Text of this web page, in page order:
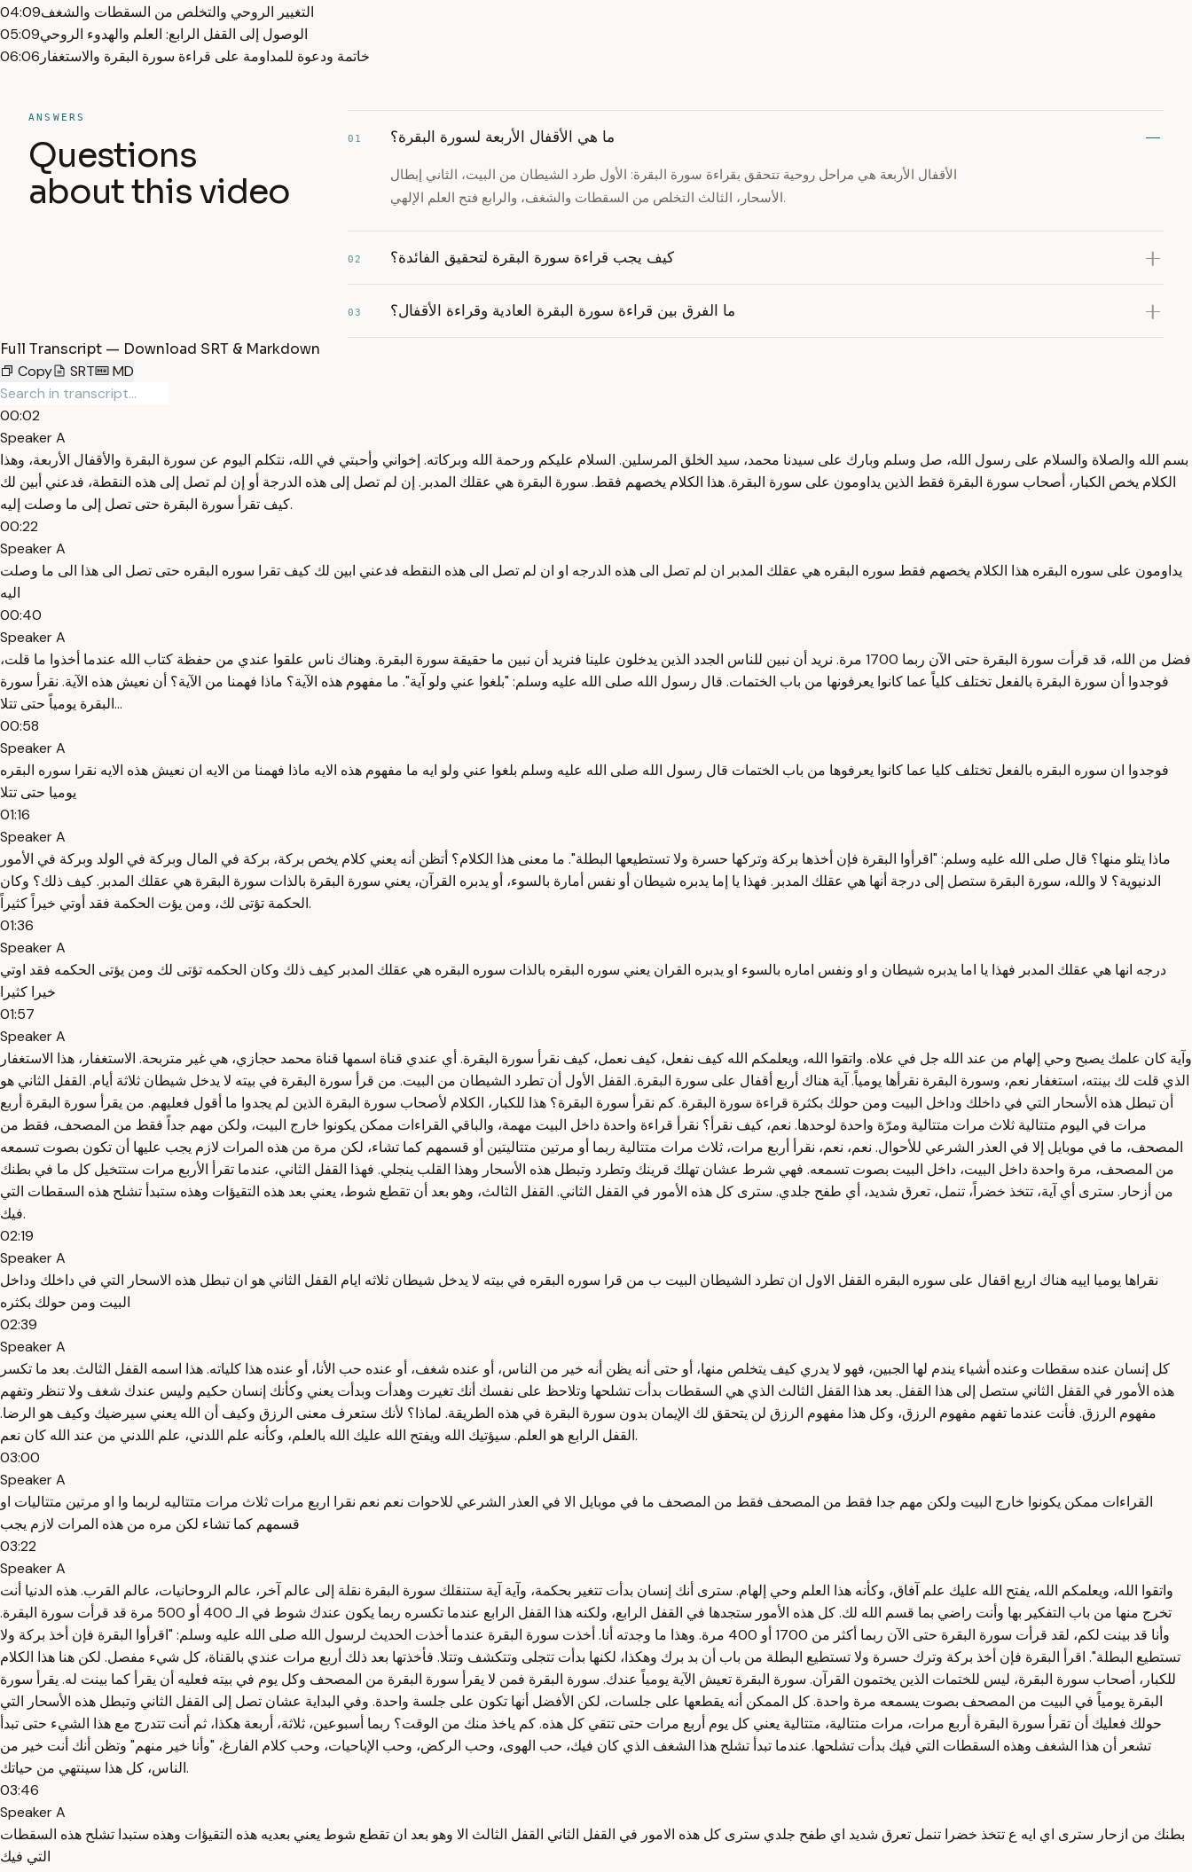
04:09التغيير الروحي والتخلص من السقطات والشغف
05:09الوصول إلى القفل الرابع: العلم والهدوء الروحي
06:06 خاتمة ودعوة للمداومة على قراءة سورة البقرة والاستغفار
ANSWERS
Questions
about this video
01 ما هي الأقفال الأربعة لسورة البقرة؟
الأقفال الأربعة هي مراحل روحية تتحقق بقراءة سورة البقرة: الأول طرد الشيطان من البيت، الثاني إبطال
الأسحار، الثالث التخلص من السقطات والشغف، والرابع فتح العلم الإلهي.
02 كيف يجب قراءة سورة البقرة لتحقيق الفائدة؟
03 ما الفرق بين قراءة سورة البقرة العادية وقراءة الأقفال؟
Full Transcript — Download SRT & Markdown
Copy
SRT MD
00:02
Speaker A
بسم الله والصلاة والسلام على رسول الله، صل وسلم وبارك على سيدنا محمد، سيد الخلق المرسلين. السلام عليكم ورحمة الله وبركاته. إخواني وأحبتي في الله، نتكلم اليوم عن سورة البقرة والأقفال الأربعة، وهذا
الكلام يخص الكبار، أصحاب سورة البقرة فقط الذين يداومون على سورة البقرة. هذا الكلام يخصهم فقط. سورة البقرة هي عقلك المدبر. إن لم تصل إلى هذه الدرجة أو إن لم تصل إلى هذه النقطة، فدعني أبين لك
كيف تقرأ سورة البقرة حتى تصل إلى ما وصلت إليه.
00:22
Speaker A
يداومون على سوره البقره هذا الكلام يخصهم فقط سوره البقره هي عقلك المدبر ان لم تصل الى هذه الدرجه او ان لم تصل الى هذه النقطه فدعني ابين لك كيف تقرا سوره البقره حتى تصل الى هذا الى ما وصلت
اليه
00:40
Speaker A
فضل من الله، قد قرأت سورة البقرة حتى الآن ربما 1700 مرة. نريد أن نبين للناس الجدد الذين يدخلون علينا فنريد أن نبين ما حقيقة سورة البقرة. وهناك ناس علقوا عندي من حفظة كتاب الله عندما أخذوا ما قلت،
فوجدوا أن سورة البقرة بالفعل تختلف كلياً عما كانوا يعرفونها من باب الختمات. قال رسول الله صلى الله عليه وسلم: "بلغوا عني ولو آية". ما مفهوم هذه الآية؟ ماذا فهمنا من الآية؟ أن نعيش هذه الآية. نقرأ سورة
البقرة يومياً حتى تتلا...
00:58
Speaker A
فوجدوا ان سوره البقره بالفعل تختلف كليا عما كانوا يعرفوها من باب الختمات قال رسول الله صلى الله عليه وسلم بلغوا عني ولو ايه ما مفهوم هذه الايه ماذا فهمنا من الايه ان نعيش هذه الايه نقرا سوره البقره
يوميا حتى تتلا
01:16
Speaker A
ماذا يتلو منها؟ قال صلى الله عليه وسلم: "اقرأوا البقرة فإن أخذها بركة وتركها حسرة ولا تستطيعها البطلة". ما معنى هذا الكلام؟ أتظن أنه يعني كلام يخص بركة، بركة في المال وبركة في الولد وبركة في الأمور
الدنيوية؟ لا والله، سورة البقرة ستصل إلى درجة أنها هي عقلك المدبر. فهذا يا إما يدبره شيطان أو نفس أمارة بالسوء، أو يدبره القرآن، يعني سورة البقرة بالذات سورة البقرة هي عقلك المدبر. كيف ذلك؟ وكان
الحكمة تؤتى لك، ومن يؤت الحكمة فقد أوتي خيراً كثيراً.
01:36
Speaker A
درجه انها هي عقلك المدبر فهذا يا اما يدبره شيطان و او ونفس اماره بالسوء او يدبره القران يعني سوره البقره بالذات سوره البقره هي عقلك المدبر كيف ذلك وكان الحكمه تؤتى لك ومن يؤتى الحكمه فقد اوتي
خيرا كثيرا
01:57
Speaker A
وآية كان علمك يصبح وحي إلهام من عند الله جل في علاه. واتقوا الله، ويعلمكم الله كيف نفعل، كيف نعمل، كيف نقرأ سورة البقرة. أي عندي قناة اسمها قناة محمد حجازي، هي غير متربحة. الاستغفار، هذا الاستغفار
الذي قلت لك بينته، استغفار نعم، وسورة البقرة نقرأها يومياً. آية هناك أربع أقفال على سورة البقرة. القفل الأول أن تطرد الشيطان من البيت. من قرأ سورة البقرة في بيته لا يدخل شيطان ثلاثة أيام. القفل الثاني هو
أن تبطل هذه الأسحار التي في داخلك وداخل البيت ومن حولك بكثرة قراءة سورة البقرة. كم نقرأ سورة البقرة؟ هذا للكبار، الكلام لأصحاب سورة البقرة الذين لم يجدوا ما أقول فعليهم. من يقرأ سورة البقرة أربع
مرات في اليوم متتالية ثلاث مرات متتالية ومرّة واحدة لوحدها. نعم، كيف نقرأ؟ نقرأ قراءة واحدة داخل البيت مهمة، والباقي القراءات ممكن يكونوا خارج البيت، ولكن مهم جداً فقط من المصحف، فقط من
المصحف، ما في موبايل إلا في العذر الشرعي للأحوال. نعم، نعم، نقرأ أربع مرات، ثلاث مرات متتالية ربما أو مرتين متتاليتين أو قسمهم كما تشاء، لكن مرة من هذه المرات لازم يجب عليها أن تكون بصوت تسمعه
من المصحف، مرة واحدة داخل البيت، داخل البيت بصوت تسمعه. فهي شرط عشان تهلك قرينك وتطرد وتبطل هذه الأسحار وهذا القلب ينجلي. فهذا القفل الثاني، عندما تقرأ الأربع مرات ستتخيل كل ما في بطنك
من أزحار. سترى أي آية، تتخذ خضراً، تنمل، تعرق شديد، أي طفح جلدي. سترى كل هذه الأمور في القفل الثاني. القفل الثالث، وهو بعد أن تقطع شوط، يعني بعد هذه التقيؤات وهذه ستبدأ تشلح هذه السقطات التي
فيك.
02:19
Speaker A
نقراها يوميا اييه هناك اربع اقفال على سوره البقره القفل الاول ان تطرد الشيطان البيت ب من قرا سوره البقره في بيته لا يدخل شيطان ثلاثه ايام القفل الثاني هو ان تبطل هذه الاسحار التي في داخلك وداخل
البيت ومن حولك بكثره
02:39
Speaker A
كل إنسان عنده سقطات وعنده أشياء يندم لها الجبين، فهو لا يدري كيف يتخلص منها، أو حتى أنه يظن أنه خير من الناس، أو عنده شغف، أو عنده حب الأنا، أو عنده هذا كلياته. هذا اسمه القفل الثالث. بعد ما تكسر
هذه الأمور في القفل الثاني ستصل إلى هذا القفل. بعد هذا القفل الثالث الذي هي السقطات بدأت تشلحها وتلاحظ على نفسك أنك تغيرت وهدأت وبدأت يعني وكأنك إنسان حكيم وليس عندك شغف ولا تنظر وتفهم
مفهوم الرزق. فأنت عندما تفهم مفهوم الرزق، وكل هذا مفهوم الرزق لن يتحقق لك الإيمان بدون سورة البقرة في هذه الطريقة. لماذا؟ لأنك ستعرف معنى الرزق وكيف أن الله يعني سيرضيك وكيف هو الرضا.
القفل الرابع هو العلم. سيؤتيك الله ويفتح الله عليك الله بالعلم، وكأنه علم اللدني، علم اللدني من عند الله كان نعم.
03:00
Speaker A
القراءات ممكن يكونوا خارج البيت ولكن مهم جدا فقط من المصحف فقط من المصحف ما في موبايل الا في العذر الشرعي للاحوات نعم نعم نقرا اربع مرات ثلاث مرات متتاليه لربما وا او مرتين متتاليات او
قسمهم كما تشاء لكن مره من هذه المرات لازم يجب
03:22
Speaker A
واتقوا الله، ويعلمكم الله، يفتح الله عليك علم آفاق، وكأنه هذا العلم وحي إلهام. سترى أنك إنسان بدأت تتغير بحكمة، وآية آية ستنقلك سورة البقرة نقلة إلى عالم آخر، عالم الروحانيات، عالم القرب. هذه الدنيا أنت
تخرج منها من باب التفكير بها وأنت راضي بما قسم الله لك. كل هذه الأمور ستجدها في القفل الرابع، ولكنه هذا القفل الرابع عندما تكسره ربما يكون عندك شوط في الـ 400 أو 500 مرة قد قرأت سورة البقرة.
وأنا قد بينت لكم، لقد قرأت سورة البقرة حتى الآن ربما أكثر من 1700 أو 400 مرة. وهذا ما وجدته أنا. أخذت سورة البقرة عندما أخذت الحديث لرسول الله صلى الله عليه وسلم: "اقرأوا البقرة فإن أخذ بركة ولا
تستطيع البطلة". اقرأ البقرة فإن أخذ بركة وترك حسرة ولا تستطيع البطلة من باب أن بد برك وهكذا، لكنها بدأت تتجلى وتتكشف وتتلا. فأخذتها بعد ذلك أربع مرات عندي بالقناة، كل شيء مفصل. لكن هنا هذا الكلام
للكبار، أصحاب سورة البقرة، ليس للختمات الذين يختمون القرآن. سورة البقرة تعيش الآية يومياً عندك. سورة البقرة فمن لا يقرأ سورة البقرة من المصحف وكل يوم في بيته فعليه أن يقرأ كما بينت له. يقرأ سورة
البقرة يومياً في البيت من المصحف بصوت يسمعه مرة واحدة. كل الممكن أنه يقطعها على جلسات، لكن الأفضل أنها تكون على جلسة واحدة. وفي البداية عشان تصل إلى القفل الثاني وتبطل هذه الأسحار التي
حولك فعليك أن تقرأ سورة البقرة أربع مرات، مرات متتالية، متتالية يعني كل يوم أربع مرات حتى تتقي كل هذه. كم ياخذ منك من الوقت؟ ربما أسبوعين، ثلاثة، أربعة هكذا، ثم أنت تتدرج مع هذا الشيء حتى تبدأ
تشعر أن هذا الشغف وهذه السقطات التي فيك بدأت تشلحها. عندما تبدأ تشلح هذا الشغف الذي كان فيك، حب الهوى، وحب الركض، وحب الإباحيات، وحب كلام الفارغ، "وأنا خير منهم" وتظن أنك أنت خير من
الناس، كل هذا سينتهي من حياتك.
03:46
Speaker A
بطنك من ازحار سترى اي ايه ع تتخذ خضرا تنمل تعرق شديد اي طفح جلدي سترى كل هذه الامور في القفل الثاني القفل الثالث الا وهو بعد ان تقطع شوط يعني بعديه هذه التقيؤات وهذه ستبدا تشلح هذه السقطات
التي فيك